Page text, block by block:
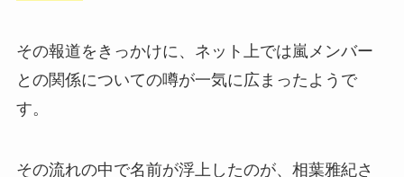
その報道をきっかけに、ネット上では嵐メンバー
との関係についての噂が一気に広まったようで
す。
その流れの中で名前が浮上したのが、相葉雅紀さ